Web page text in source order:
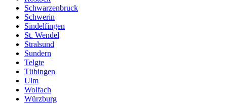
Schwarzenbruck
Schwerin
Sindelfingen
St. Wendel
Stralsund
Sundern
Telgte
Tübingen
Ulm
Wolfach
Würzburg